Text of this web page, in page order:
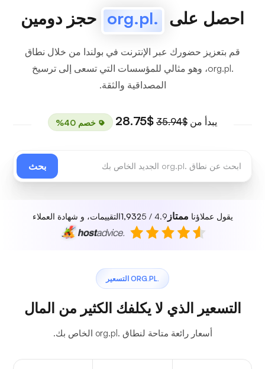
احصل على .org.pl حجز دومين
قم بتعزيز حضورك عبر الإنترنت في بولندا من خلال نطاق
.org.pl، وهو مثالي للمؤسسات التي تسعى إلى ترسيخ
المصداقية والثقة.
يبدأ من $35.94
$28.75 خصم 40%
بحث
يقول عملاؤنا ممتاز 4.9 / 5
1,932التقييمات، و شهادة العملاء
.ORG.PL التسعير
التسعير الذي لا يكلفك الكثير من المال
أسعار رائعة متاحة لنطاق .org.pl الخاص بك.